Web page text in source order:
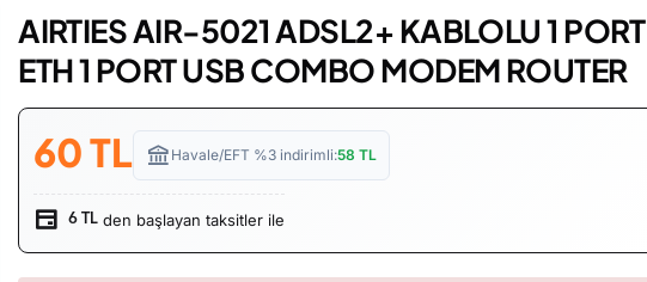
AIRTIES AIR-5021 ADSL2+ KABLOLU 1 PORT
ETH 1 PORT USB COMBO MODEM ROUTER
60TL Havale/EFT %3 indirimli:58 TL
6 TL den başlayan taksitler ile